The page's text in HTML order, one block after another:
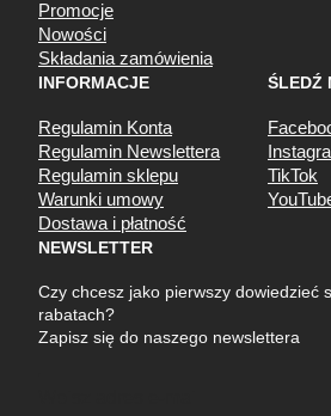
Promocje
Nowości
Składania zamówienia
INFORMACJE
Regulamin Konta
Regulamin Newslettera
Regulamin sklepu
Warunki umowy
Dostawa i płatność
ŚLEDŹ
TikTok
NEWSLETTER
Czy chcesz jako pierwszy dowiedzieć
rabatach?
Zapisz się do naszego newslettera